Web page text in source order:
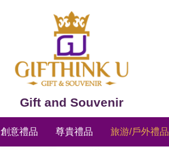
Gift and Souvenir
創意禮品 尊貴禮品 旅游/戶外禮品